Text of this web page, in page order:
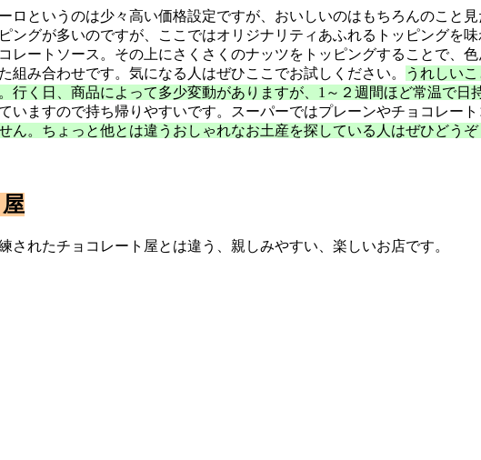
ロというのは少々高い価格設定ですが、おいしいのはもちろんのこと
ングが多いのですが、ここではオリジナリティあふれるトッピングを
レートソース。その上にさくさくのナッツをトッピングすることで、
み合わせです。気になる人はぜひここでお試しください。
うれしい
く日、商品によって多少変動がありますが、1～２週間ほど常温で日
いますので持ち帰りやすいです。スーパーではプレーンやチョコレー
ん。ちょっと他とは違うおしゃれなお土産を探している人はぜひどうぞ
れたチョコレート屋とは違う、親しみやすい、楽しいお店です。